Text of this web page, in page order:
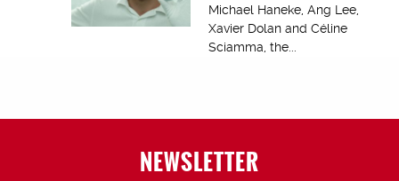
Michael Haneke, Ang Lee,
Xavier Dolan and Céline
Sciamma, the...
NEWSLETTER